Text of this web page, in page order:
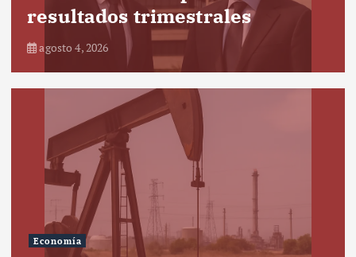
resultados trimestrales
agosto 4, 2026
Economía